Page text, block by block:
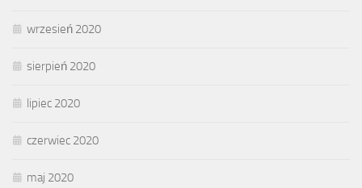
wrzesień 2020
sierpień 2020
lipiec 2020
czerwiec 2020
maj 2020